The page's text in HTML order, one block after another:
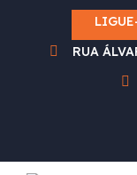
RUA